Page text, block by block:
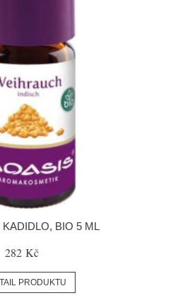
KADIDLO, BIO 5 ML
282 Kč
PRODUKTU